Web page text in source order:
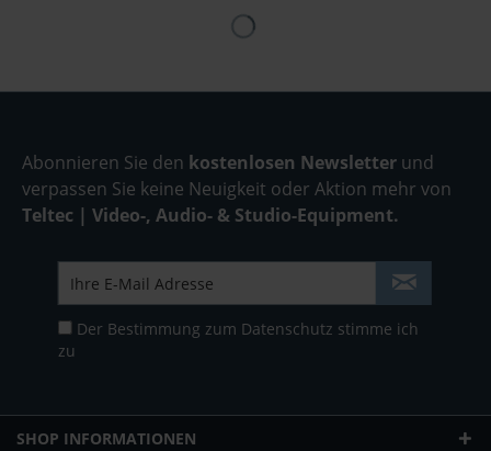
Abonnieren Sie den kostenlosen Newsletter und
verpassen Sie keine Neuigkeit oder Aktion mehr von
Teltec | Video-, Audio- & Studio-Equipment.
Der Bestimmung zum Datenschutz stimme ich
zu
SHOP INFORMATIONEN